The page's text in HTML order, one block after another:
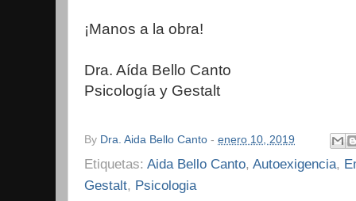
¡Manos a la obra!
Dra. Aída Bello Canto
Psicología y Gestalt
By Dra. Aida Bello Canto - enero 10, 2019
Etiquetas: Aida Bello Canto, Autoexigencia,
Gestalt, Psicologia